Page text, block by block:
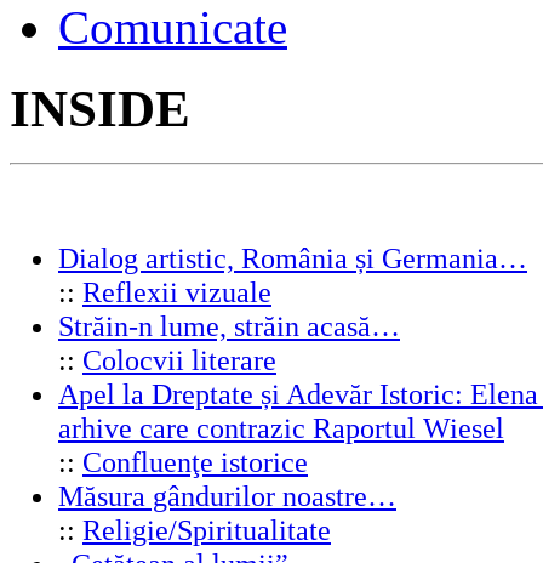
Comunicate
INSIDE
Dialog artistic, România și Germania…
:: Reflexii vizuale
Străin-n lume, străin acasă…
:: Colocvii literare
Apel la Dreptate și Adevăr Istoric:
arhive care contrazic Raportul Wiesel
:: Confluenţe istorice
Măsura gândurilor noastre…
:: Religie/Spiritualitate